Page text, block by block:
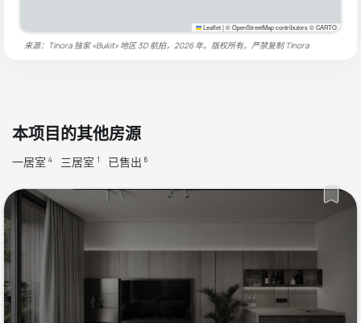
Leaflet|© OpenStreetMap contributors © CARTO
来源：Tinora 独家 «Bukit» 地区 3D 航拍，2026 年。版权所有。严禁复制Tinora
本项目的其他房源
一居室 4 三居室 1 已售出 6